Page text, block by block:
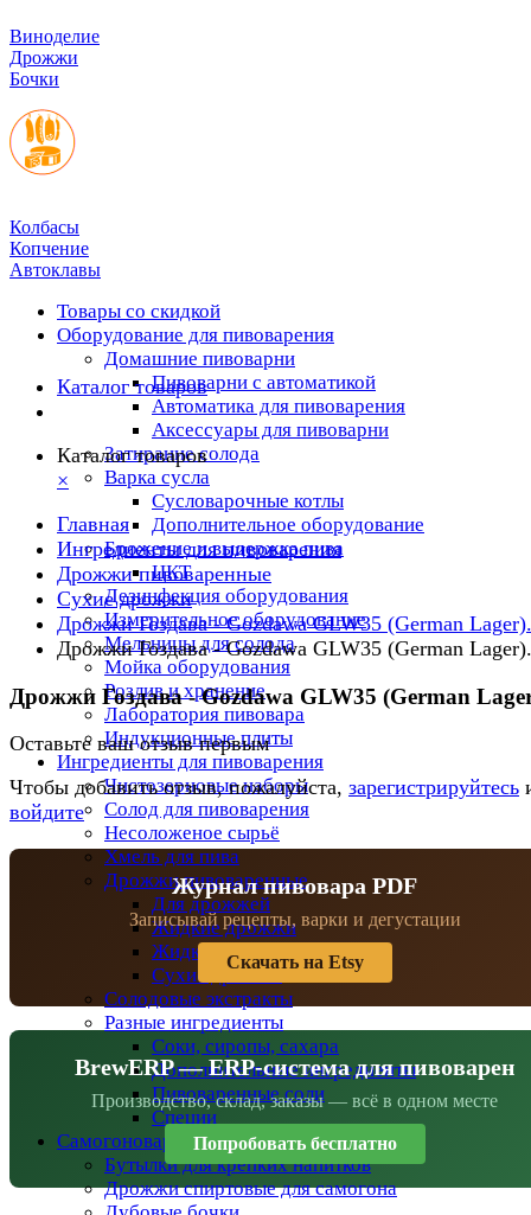
Виноделие
Дрожжи
Бочки
Колбасы
Копчение
Автоклавы
Товары со скидкой
Оборудование для пивоварения
Домашние пивоварни
Пивоварни с автоматикой
Автоматика для пивоварения
Аксессуары для пивоварни
Затирание солода
Варка сусла
Cусловарочные котлы
Дополнительное оборудование
Брожение и выдержка пива
ЦКТ
Дезинфекция оборудования
Измерительное оборудование
Мельницы для солода
Мойка оборудования
Розлив и хранение
Лаборатория пивовара
Индукционные плиты
Ингредиенты для пивоварения
Чистозерновые наборы
Солод для пивоварения
Несоложеное сырьё
Хмель для пива
Дрожжи пивоваренные
Для дрожжей
Жидкие дрожжи
Жидкие дрожжи BeersFan
Сухие дрожжи
Солодовые экстракты
Разные ингредиенты
Соки, сиропы, сахара
Дополнительные ингредиенты
Пивоваренные соли
Специи
Самогоноварение
Бутылки для крепких напитков
Дрожжи спиртовые для самогона
Каталог товаров
Каталог товаров
×
Главная
Ингредиенты для пивоварения
Дрожжи пивоваренные
Сухие дрожжи
Дрожжи Гоздава - Gozdawa GLW35 (German Lager).
Дрожжи Гоздава - Gozdawa GLW35 (German Lager).
Дрожжи Гоздава - Gozdawa GLW35 (German
Оставьте ваш отзыв первым
Чтобы добавить отзыв, пожалуйста, зарегистрируйтесь
войдите
Журнал пивовара PDF
Записывай рецепты, варки и дегустации
Скачать на Etsy
BrewERP — ERP-система для пивоварен
Производство, склад, заказы — всё в одном месте
Попробовать бесплатно